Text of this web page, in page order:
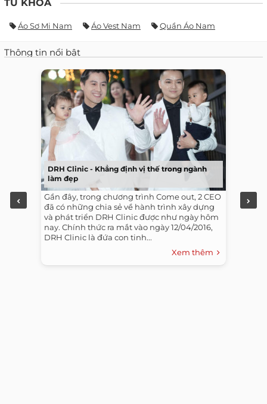
TỪ KHÓA
Áo Sơ Mi Nam Áo Vest Nam Quần Áo Nam
Thông tin nổi bật
DRH Clinic - Khẳng định vị thế trong ngành
làm đẹp
Gần đây, trong chương trình Come out, 2 CEO
đã có những chia sẻ về hành trình xây dựng
và phát triển DRH Clinic được như ngày hôm
nay. Chính thức ra mắt vào ngày 12/04/2016,
DRH Clinic là đứa con tinh...
Xem thêm